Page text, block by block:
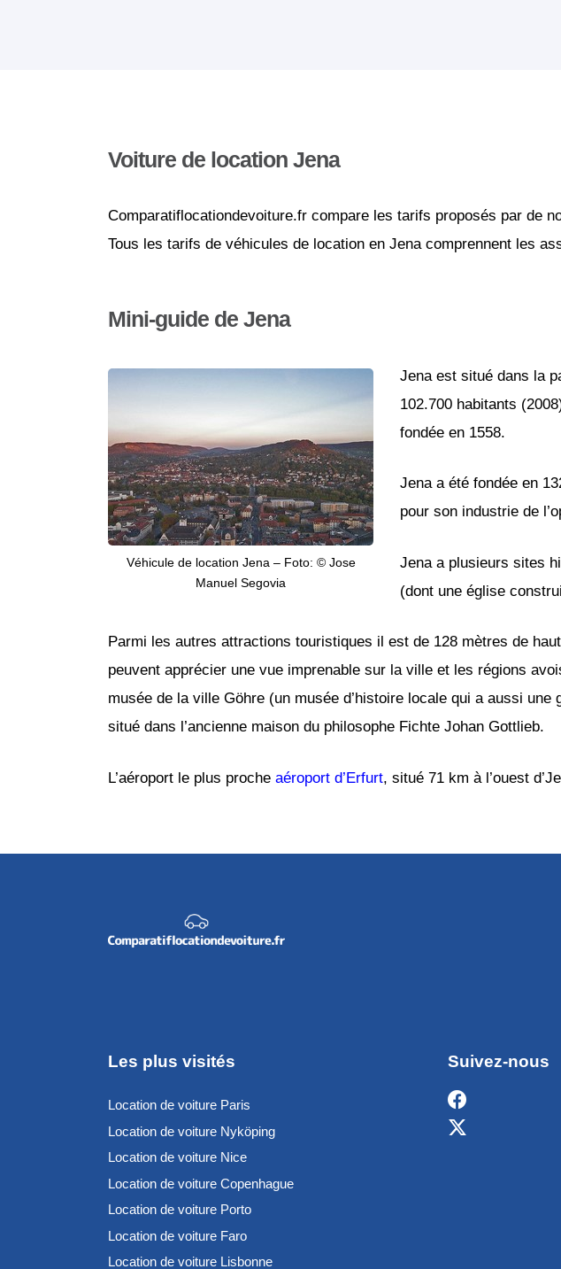
Voiture de location Jena
Comparatiflocationdevoiture.fr compare les tarifs proposés par de
Tous les tarifs de véhicules de location en Jena comprennent les
Mini-guide de Jena
Véhicule de location Jena – Foto: © Jose
Manuel Segovia
Jena est situé dans la
102.700 habitants
fondée en 1558.
Jena a été fondée en
pour son industrie de
Jena a plusieurs sites
(dont une église
Parmi les autres attractions touristiques il est de 128 mètres de
peuvent apprécier une vue imprenable sur la ville et les régions
musée de la ville Göhre (un musée d’histoire locale qui a aussi
situé dans l’ancienne maison du philosophe Fichte Johan Gottlieb.
L’aéroport le plus proche aéroport d’Erfurt, situé 71 km à l’ouest
Les plus visités
Location de voiture Paris
Location de voiture Nyköping
Location de voiture Nice
Location de voiture Copenhague
Location de voiture Porto
Location de voiture Faro
Location de voiture Lisbonne
Suivez-nous